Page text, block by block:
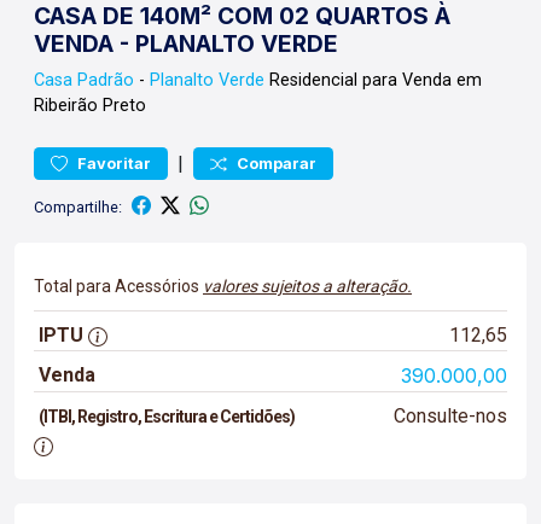
CASA DE 140M² COM 02 QUARTOS À
VENDA - PLANALTO VERDE
Casa Padrão - Planalto Verde Residencial para Venda em
Ribeirão Preto
Favoritar | Comparar
Compartilhe:
Total para Acessórios valores sujeitos a alteração.
IPTU
112,65
Venda
390.000,00
(ITBI, Registro, Escritura e Certidões) Consulte-nos